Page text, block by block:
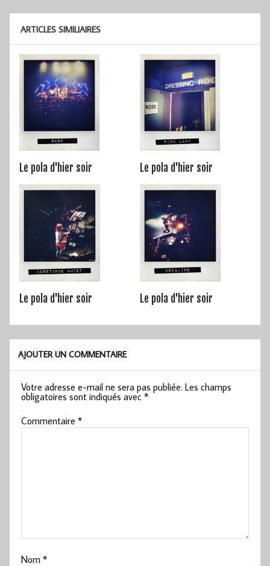
ARTICLES SIMILIAIRES
Le pola d'hier soir Le pola d'hier soir
Le pola d'hier soir Le pola d'hier soir
AJOUTER UN COMMENTAIRE
Votre adresse e-mail ne sera pas publiée. Les champs
obligatoires sont indiqués avec*
Commentaire*
Nom*